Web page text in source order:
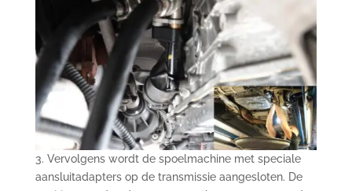
3. Vervolgens wordt de spoelmachine met speciale
aansluitadapters op de transmissie aangesloten. De